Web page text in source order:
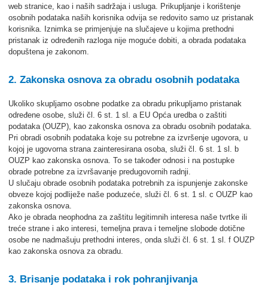
web stranice, kao i naših sadržaja i usluga. Prikupljanje i korištenje
osobnih podataka naših korisnika odvija se redovito samo uz pristanak
korisnika. Iznimka se primjenjuje na slučajeve u kojima prethodni
pristanak iz određenih razloga nije moguće dobiti, a obrada podataka
dopuštena je zakonom.
2. Zakonska osnova za obradu osobnih podataka
Ukoliko skupljamo osobne podatke za obradu prikupljamo pristanak
određene osobe, služi čl. 6 st. 1 sl. a EU Opća uredba o zaštiti
podataka (OUZP), kao zakonska osnova za obradu osobnih podataka.
Pri obradi osobnih podataka koje su potrebne za izvršenje ugovora, u
kojoj je ugovorna strana zainteresirana osoba, služi čl. 6 st. 1 sl. b
OUZP kao zakonska osnova. To se također odnosi i na postupke
obrade potrebne za izvršavanje predugovornih radnji.
U slučaju obrade osobnih podataka potrebnih za ispunjenje zakonske
obveze kojoj podliježe naše poduzeće, služi čl. 6 st. 1 sl. c OUZP kao
zakonska osnova.
Ako je obrada neophodna za zaštitu legitimnih interesa naše tvrtke ili
treće strane i ako interesi, temeljna prava i temeljne slobode dotične
osobe ne nadmašuju prethodni interes, onda služi čl. 6 st. 1 sl. f OUZP
kao zakonska osnova za obradu.
3. Brisanje podataka i rok pohranjivanja